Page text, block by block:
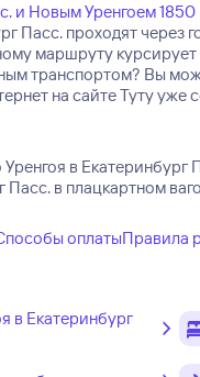
и Новым Уренгоем
Пасс. проходят через
маршруту курсирует
транспортом? Вы
на сайте Туту уже
в Екатеринбург
в плацкартном
оплатыПравила
в Екатеринбург